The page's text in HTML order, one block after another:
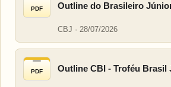
PDF Outline do Brasileiro
CBJ · 28/07/2026
PDF Outline CBI - Troféu Brasil